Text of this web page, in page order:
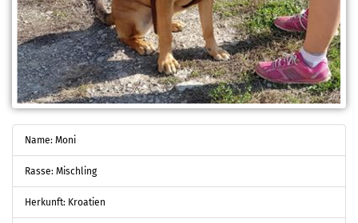
Name: Moni
Rasse: Mischling
Herkunft: Kroatien